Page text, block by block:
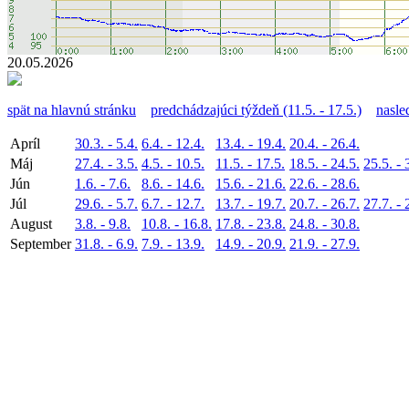
20.05.2026
spät na hlavnú stránku predchádzajúci týždeň (11.5. - 17.5.)
Apríl 30.3. - 5.4. 6.4. - 12.4. 13.4. - 19.4. 20.4. - 26.4.
Máj
27.4. - 3.5. 4.5. - 10.5. 11.5. - 17.5. 18.5. - 24.5. 25.5. -
Jún
1.6. - 7.6. 8.6. - 14.6. 15.6. - 21.6. 22.6. - 28.6.
Júl
29.6. - 5.7. 6.7. - 12.7. 13.7. - 19.7. 20.7. - 26.7. 27.7. -
August
3.8. - 9.8. 10.8. - 16.8. 17.8. - 23.8. 24.8. - 30.8.
September 31.8. - 6.9. 7.9. - 13.9. 14.9. - 20.9. 21.9. - 27.9.